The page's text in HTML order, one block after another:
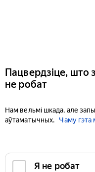
Пацвердзіце, што
не робат
Нам вельмі шкада, але
аўтаматычных.
Чаму гэта
Я не робат